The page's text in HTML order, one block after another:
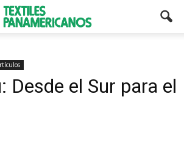
Desde el Sur para el